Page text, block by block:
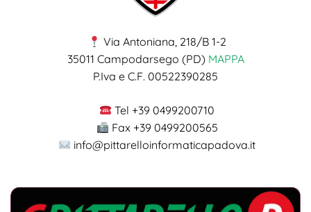
Via Antoniana, 218/B 1-2
35011 Campodarsego (PD) MAPPA
P.Iva e C.F. 00522390285
Tel +39 0499200710
Fax +39 0499200565
info@pittarelloinformaticapadova.it